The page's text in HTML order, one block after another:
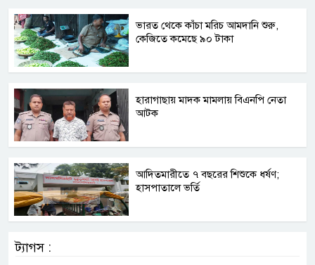
ভারত থেকে কাঁচা মরিচ আমদানি শুরু,
কেজিতে কমেছে ৯০ টাকা
হারাগাছায় মাদক মামলায় বিএনপি নেতা
আটক
আদিতমারীতে ৭ বছরের শিশুকে ধর্ষণ;
হাসপাতালে ভর্তি
ট্যাগস :